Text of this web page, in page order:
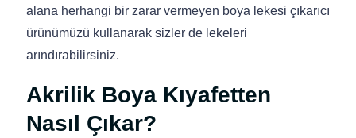
alana herhangi bir zarar vermeyen boya lekesi çıkarıcı
ürünümüzü kullanarak sizler de lekeleri
arındırabilirsiniz.
Akrilik Boya Kıyafetten
Nasıl Çıkar?